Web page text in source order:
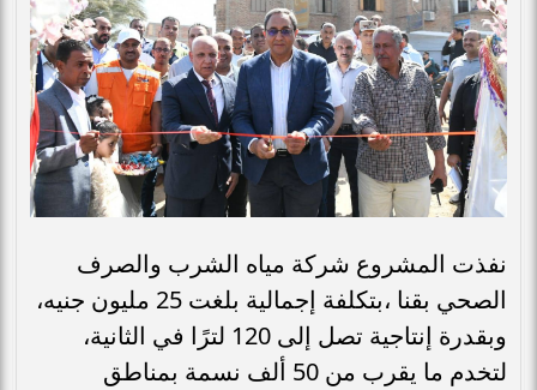
نفذت المشروع شركة مياه الشرب والصرف
الصحي بقنا ،بتكلفة إجمالية بلغت 25 مليون جنيه،
وبقدرة إنتاجية تصل إلى 120 لترًا في الثانية،
لتخدم ما يقرب من 50 ألف نسمة بمناطق